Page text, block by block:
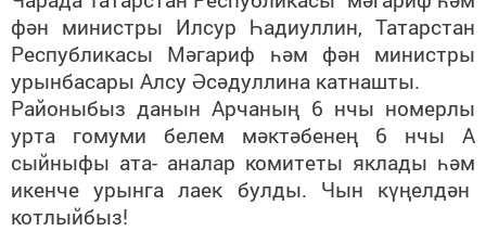
фән министры Илсур Һадиуллин, Татарстан
Республикасы Мәгариф һәм фән министры
урынбасары Алсу Әсәдуллина катнашты.
Районыбыз данын Арчаның 6 нчы номерлы
урта гомуми белем мәктәбенең 6 нчы А
сыйныфы ата- аналар комитеты яклады һәм
икенче урынга лаек булды. Чын күңелдән
котлыйбыз!